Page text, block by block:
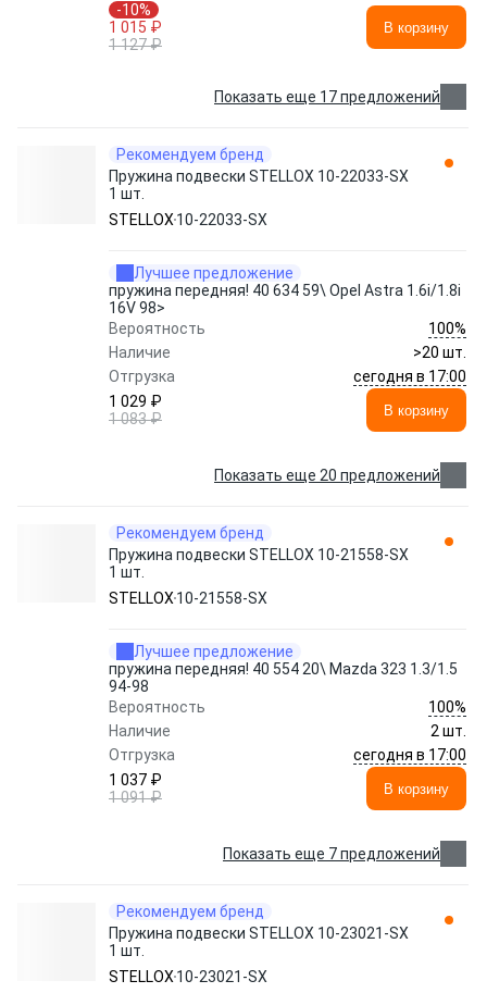
-10%
1 015 ₽
1 127 ₽
В корзину
Показать еще 17 предложений
Рекомендуем бренд
Пружина подвески STELLOX 10-22033-SX
1 шт.
STELLOX 10-22033-SX
Лучшее предложение
пружина передняя! 40 634 59\ Opel Astra 1.6i/1.8i
16V 98>
Вероятность
100%
Наличие
>20 шт.
Отгрузка
сегодня в 17:00
1 029 ₽
1 083 ₽
В корзину
Показать еще 20 предложений
Рекомендуем бренд
Пружина подвески STELLOX 10-21558-SX
1 шт.
STELLOX 10-21558-SX
Лучшее предложение
пружина передняя! 40 554 20\ Mazda 323 1.3/1.5
94-98
Вероятность
100%
Наличие
2 шт.
Отгрузка
сегодня в 17:00
1 037 ₽
1 091 ₽
В корзину
Показать еще 7 предложений
Рекомендуем бренд
Пружина подвески STELLOX 10-23021-SX
1 шт.
STELLOX 10-23021-SX